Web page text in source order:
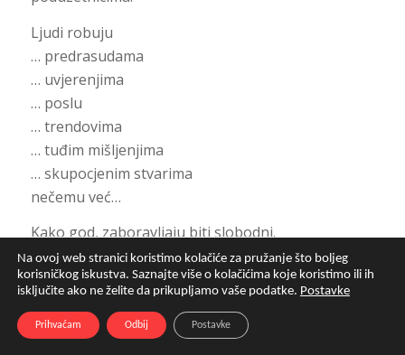
Ljudi robuju
… predrasudama
… uvjerenjima
… poslu
… trendovima
… tuđim mišljenjima
… skupocjenim stvarima
nečemu već…
Kako god, zaboravljaju biti slobodni.
A tako je lijepo biti slobodan…
Ljudi sve više zanemaruju sebe kako bi se
„uklopili“.
Pokušavaju ispuniti tuđa očekivanja.
Na ovoj web stranici koristimo kolačiće za pružanje što boljeg
korisničkog iskustva. Saznajte više o kolačićima koje koristimo ili ih
isključite ako ne želite da prikupljamo vaše podatke. Postavke
Prihvaćam Odbij Postavke